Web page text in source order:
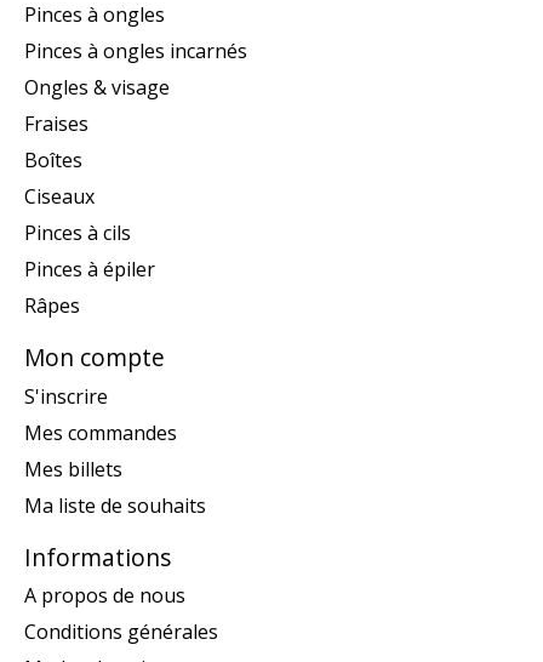
Pinces à ongles
Pinces à ongles incarnés
Ongles & visage
Fraises
Boîtes
Ciseaux
Pinces à cils
Pinces à épiler
Râpes
Mon compte
S'inscrire
Mes commandes
Mes billets
Ma liste de souhaits
Informations
A propos de nous
Conditions générales